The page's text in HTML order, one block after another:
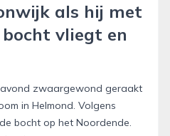
als hij met
vliegt en
zwaargewond geraakt
in Helmond. Volgens
bocht op het Noordende.